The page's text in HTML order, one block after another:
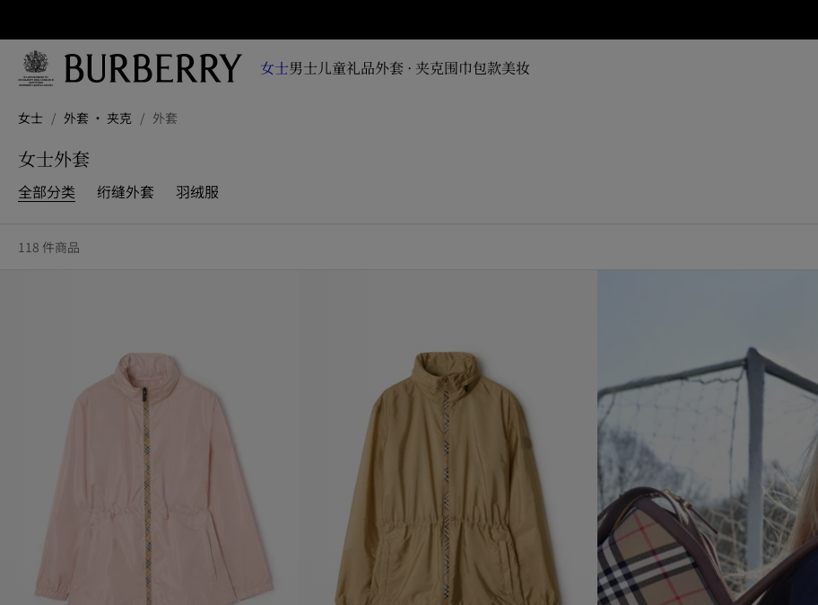
即时
掌握
品牌
系
广告
大片
及设
计故
讯
女士男士儿童礼品外套 · 夹克围巾包款美妆
女士 / 外套 · 夹克 / 外套
女士外套
全部分类 绗缝外套 羽绒服
118 件商品